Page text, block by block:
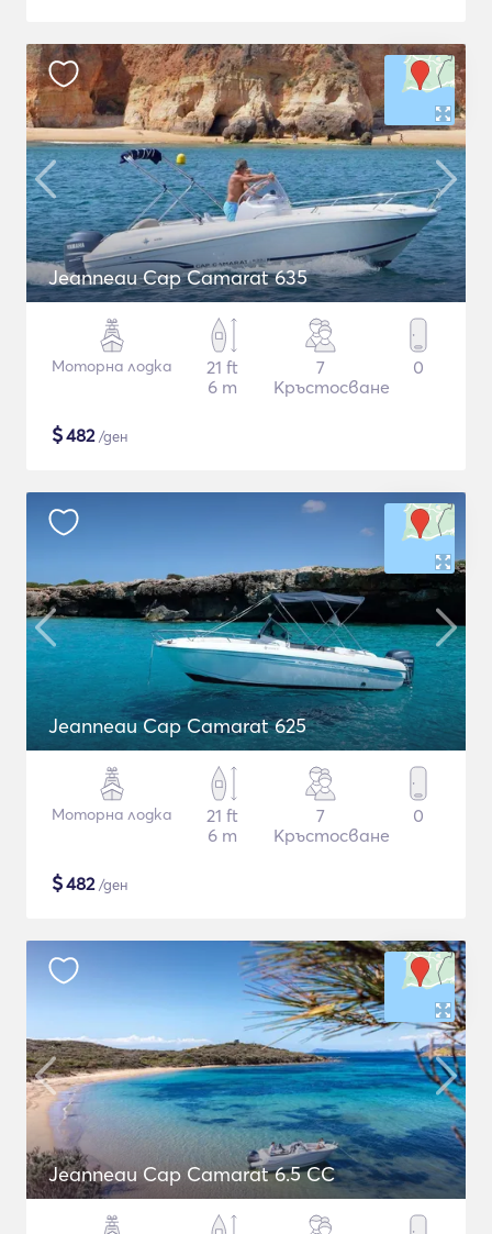
Jeanneau Cap Camarat 635
Моторна лодка
21 ft
6 m
7
Кръстосване
0
$482/ден
Jeanneau Cap Camarat 625
Моторна лодка
21 ft
6 m
7
Кръстосване
0
$482/ден
Jeanneau Cap Camarat 6.5 CC